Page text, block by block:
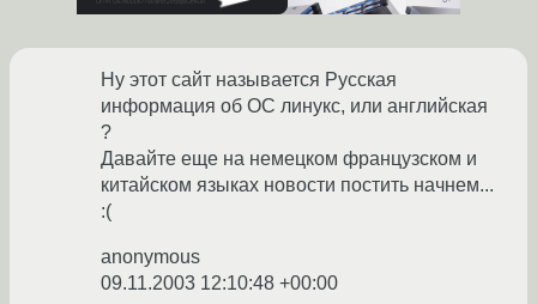
Ну этот сайт называется Русская
информация об ОС линукс, или английская
?
Давайте еще на немецком французском и
китайском языках новости постить начнем...
:(
anonymous
09.11.2003 12:10:48 +00:00